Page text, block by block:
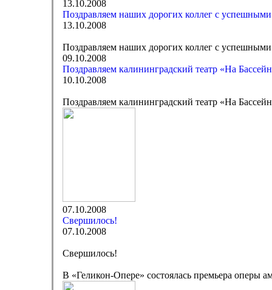
13.10.2008
Поздравляем наших дорогих коллег с
13.10.2008
Поздравляем наших дорогих коллег с
09.10.2008
Поздравляем калининградский театр «На
10.10.2008
Поздравляем калининградский театр «На
07.10.2008
Свершилось!
07.10.2008
Свершилось!
В «Геликон-Опере» состоялась премьера оперы